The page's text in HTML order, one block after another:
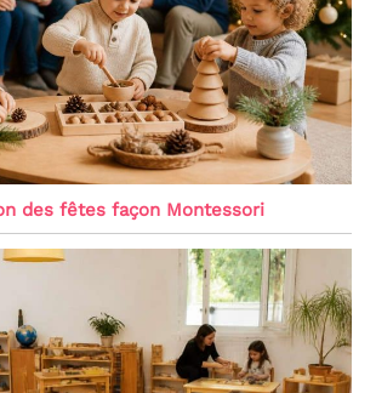
des fêtes façon Montessori